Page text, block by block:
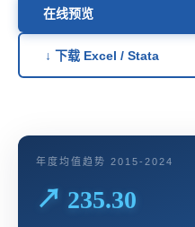
在线预览
↓ 下载 Excel / Stata
年度均值趋势 2015-2024
↗ 235.30